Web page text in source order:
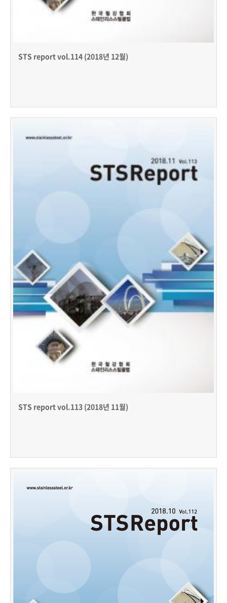
STS report vol.114 (2018년 12월)
STS report vol.113 (2018년 11월)